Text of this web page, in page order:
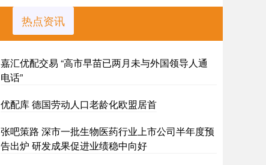
热点资讯
嘉汇优配交易 “高市早苗已两月未与外国领导人通
电话”
优配库 德国劳动人口老龄化欧盟居首
张吧策路 深市一批生物医药行业上市公司半年度预
告出炉 研发成果促进业绩稳中向好